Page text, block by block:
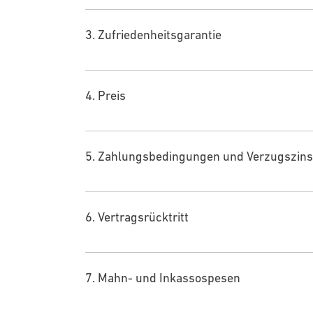
3. Zufriedenheitsgarantie
4. Preis
5. Zahlungsbedingungen und
6. Vertragsrücktritt
7. Mahn- und Inkassospesen